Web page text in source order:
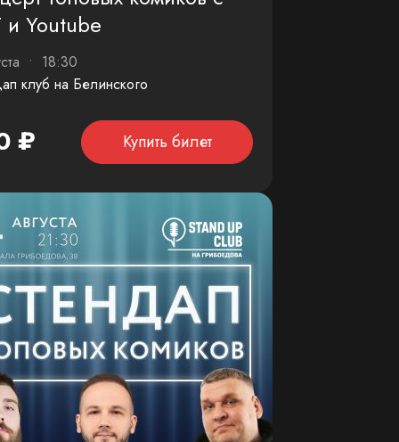
Youtube
• 18:30
клуб на Белинского
₽ Купить билет